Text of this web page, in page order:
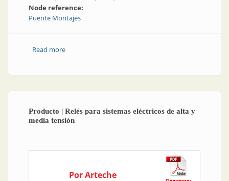
Node reference:
Puente Montajes
Read moreabout Aparatos de maniobra | Arranque y protección
Producto | Relés para sistemas eléctricos de alta y
media tensión
Por Arteche